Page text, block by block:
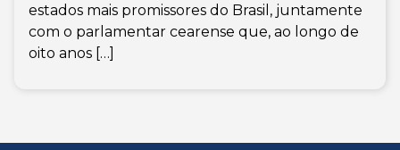
estados mais promissores do Brasil, juntamente
com o parlamentar cearense que, ao longo de
oito anos […]